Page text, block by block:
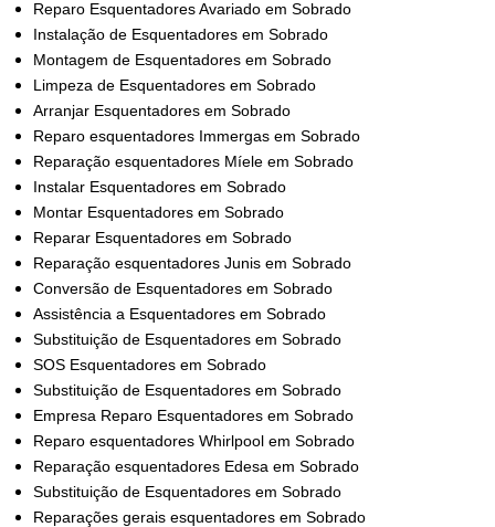
Reparo Esquentadores Avariado em Sobrado
Instalação de Esquentadores em Sobrado
Montagem de Esquentadores em Sobrado
Limpeza de Esquentadores em Sobrado
Arranjar Esquentadores em Sobrado
Reparo esquentadores Immergas em Sobrado
Reparação esquentadores Míele em Sobrado
Instalar Esquentadores em Sobrado
Montar Esquentadores em Sobrado
Reparar Esquentadores em Sobrado
Reparação esquentadores Junis em Sobrado
Conversão de Esquentadores em Sobrado
Assistência a Esquentadores em Sobrado
Substituição de Esquentadores em Sobrado
SOS Esquentadores em Sobrado
Substituição de Esquentadores em Sobrado
Empresa Reparo Esquentadores em Sobrado
Reparo esquentadores Whirlpool em Sobrado
Reparação esquentadores Edesa em Sobrado
Substituição de Esquentadores em Sobrado
Reparações gerais esquentadores em Sobrado